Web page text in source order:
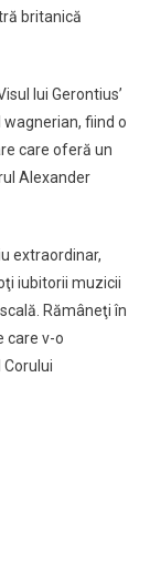
britanică
lui Gerontius’
fiind o
care oferă un
Alexander
extraordinar,
iubitorii muzicii
Rămâneţi în
care v-o
Corului